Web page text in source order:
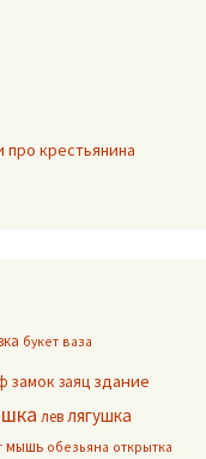
про крестьянина
букет ваза
замокзаяц здание
левлягушка
мышь обезьяна открытка